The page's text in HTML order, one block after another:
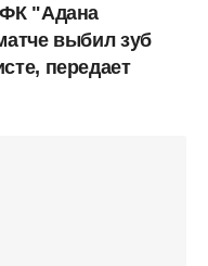
"Адана
выбил зуб
передает